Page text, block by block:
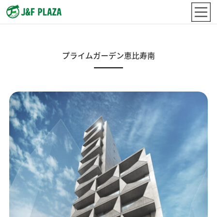
プライムガーデン恵比寿南